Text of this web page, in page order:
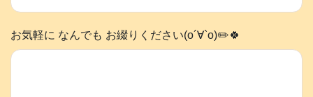
お気軽に なんでも お綴りください(о´∀`о)✏️🍀